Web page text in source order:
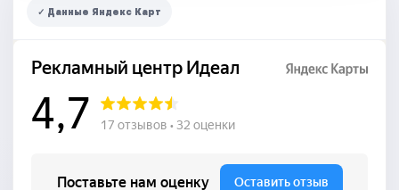
✓ Данные Яндекс Карт